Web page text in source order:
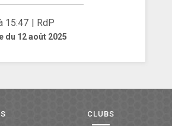
15:47 | RdP
du 12 août 2025
CLUBS